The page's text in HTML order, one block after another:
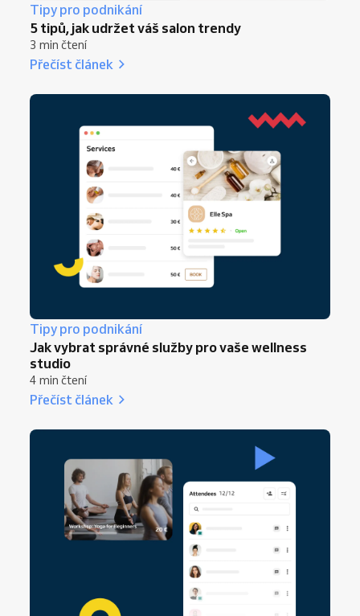
Tipy pro podnikání
5 tipů, jak udržet váš salon trendy
3 min čtení
Přečíst článek
Tipy pro podnikání
Jak vybrat správné služby pro vaše wellness
studio
4 min čtení
Přečíst článek